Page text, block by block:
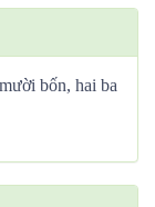
bốn, hai ba